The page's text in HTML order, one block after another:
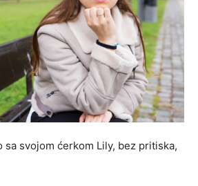
sa svojom ćerkom Lily, bez pritiska,